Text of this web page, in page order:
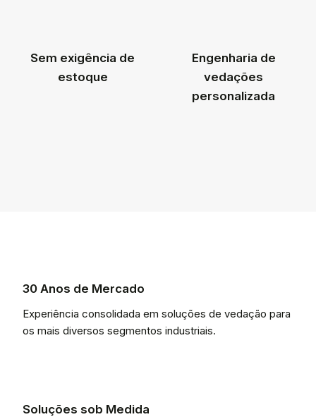
Sem exigência de
estoque
Engenharia de
vedações
personalizada
30 Anos de Mercado
Experiência consolidada em soluções de vedação para
os mais diversos segmentos industriais.
Soluções sob Medida